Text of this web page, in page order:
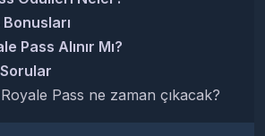
Pass Alınır Mı?
Pass ne zaman çıkacak?